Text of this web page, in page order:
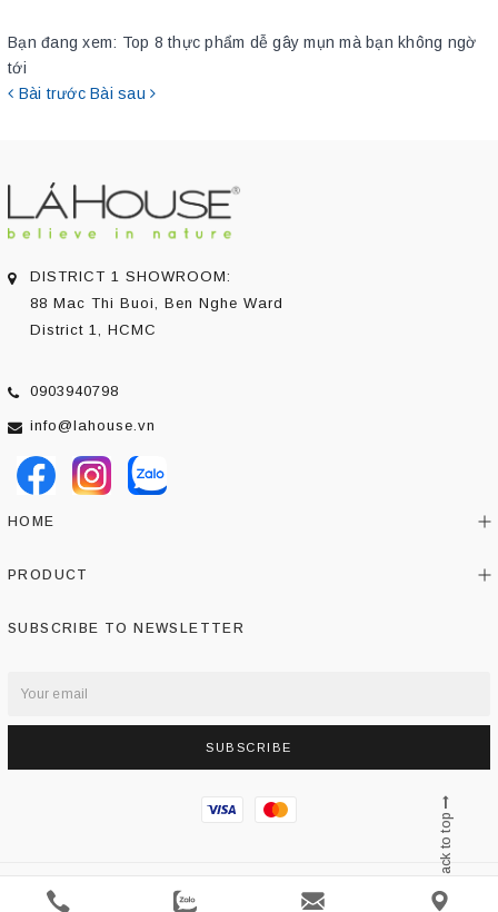
Bạn đang xem: Top 8 thực phẩm dễ gây mụn mà bạn không ngờ
tới
Bài trước Bài sau
DISTRICT 1 SHOWROOM:
88 Mac Thi Buoi, Ben Nghe Ward
District 1, HCMC
0903940798
info@lahouse.vn
HOME
PRODUCT
SUBSCRIBE TO NEWSLETTER
SUBSCRIBE
Powered by
Haravan
Back to top